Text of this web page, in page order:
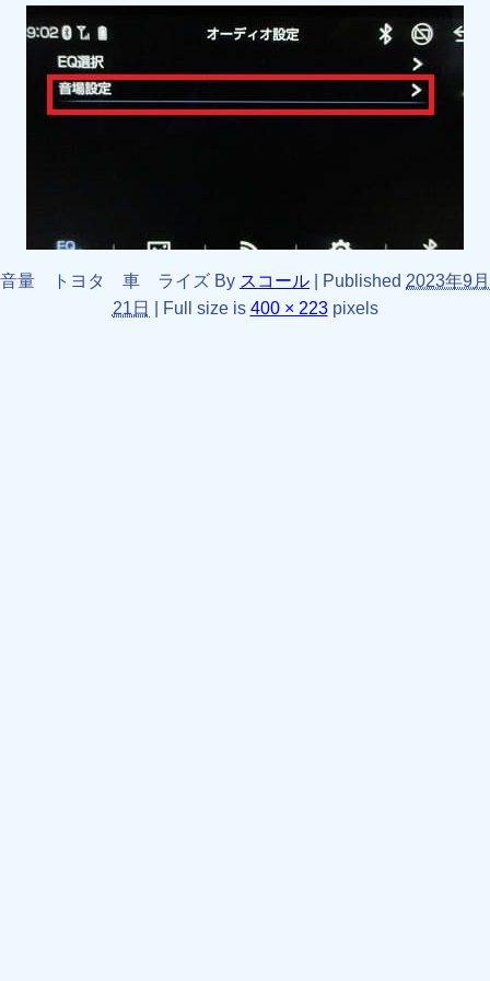
音量 トヨタ 車 ライズ By スコール Published 2023年9月
21日
Full size is 400 × 223pixels